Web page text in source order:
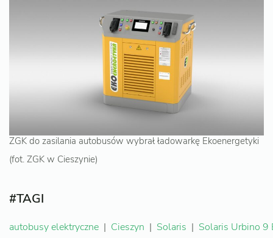
ZGK do zasilania autobusów wybrał ładowarkę Ekoenergetyki
(fot. ZGK w Cieszynie)
#TAGI
autobusy elektryczne | Cieszyn | Solaris | Solaris Urbino 9